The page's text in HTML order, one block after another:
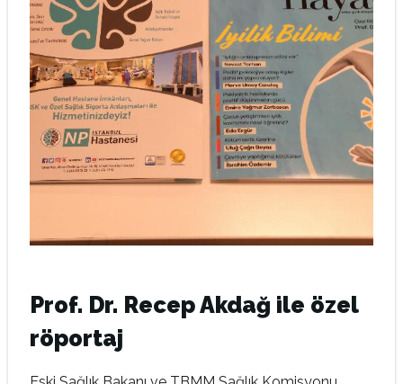
Prof. Dr. Recep Akdağ ile özel
röportaj